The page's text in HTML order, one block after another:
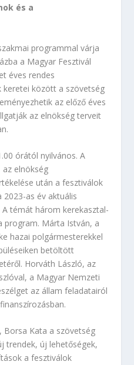
és a
programmal várja
a Magyar Fesztivál
éves rendes
keretei között a szövetség
az előző éves
az elnökség terveit
órától nyilvános. A
az elnökség
után a fesztiválok
2023-as év aktuális
témát három kerekasztal-
program. Márta István, a
hazai polgármesterekkel
betöltött
Horváth László, az
a Magyar Nemzeti
az állam feladatairól
Borsa Kata a szövetség
trendek, új lehetőségek,
a fesztiválok